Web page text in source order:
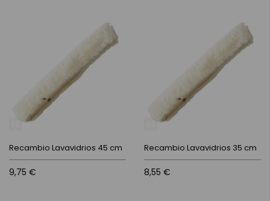
Recambio Lavavidrios 45 cm
9,75 €
Recambio Lavavidrios 35 cm
8,55 €